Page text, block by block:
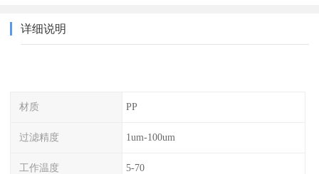
详细说明
材质 PP
过滤精度 1um-100um
工作温度 5-70